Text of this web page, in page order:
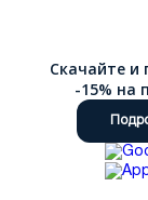
Скачайте и
-15% на